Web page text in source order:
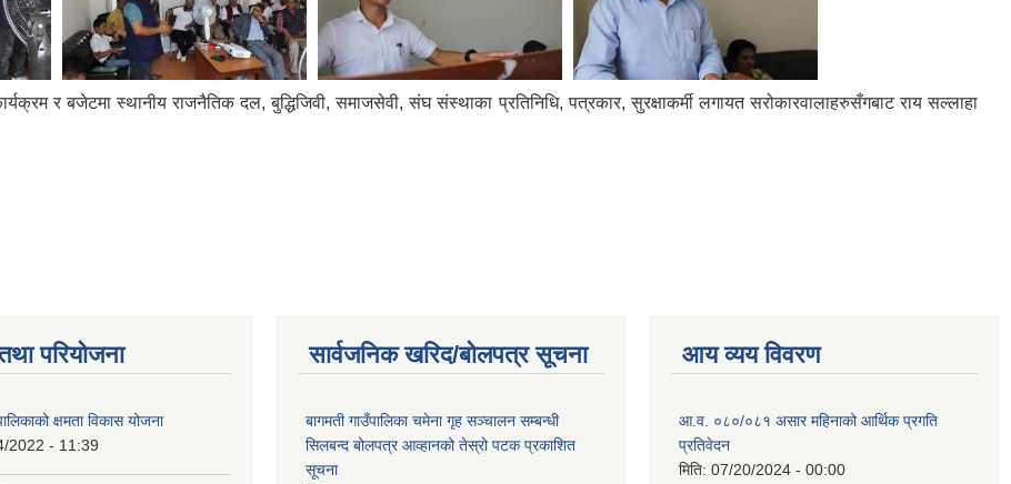
र बजेटमा स्थानीय राजनैतिक दल, बुद्धिजिवी, समाजसेवी, संघ संस्थाका प्रतिनिधि, पत्रकार, सुरक्षाकर्मी लगायत सरोकारवालाहरुसँगबाट राय सल्लाहा
परियोजना
क्षमता विकास योजना
2022 - 11:39
सार्वजनिक खरिद/बोलपत्र सूचना
बागमती गाउँपालिका चमेना गृह सञ्चालन सम्बन्धी
सिलबन्द बोलपत्र आव्हानको तेस्रो पटक प्रकाशित
सूचना
आय व्यय विवरण
आ.व. ०८०/०८१ असार महिनाको आर्थिक प्रगति
प्रतिवेदन
मिति: 07/20/2024 - 00:00